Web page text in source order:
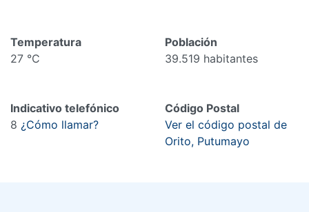
Temperatura
27 °C
Población
39.519 habitantes
Indicativo telefónico
8 ¿Cómo llamar?
Código Postal
Ver el código postal de
Orito, Putumayo